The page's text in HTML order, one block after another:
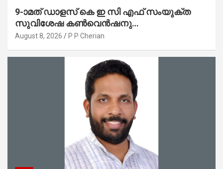
9-ാമത് ഡാളസ് കെ ഇ സി എഫ് സംയുക്ത
സുവിശേഷ കൺവെൻഷനു
പ്രാർത്ഥനാനിർഭരമായ തുടക്കം
August 8, 2026 P P Cherian